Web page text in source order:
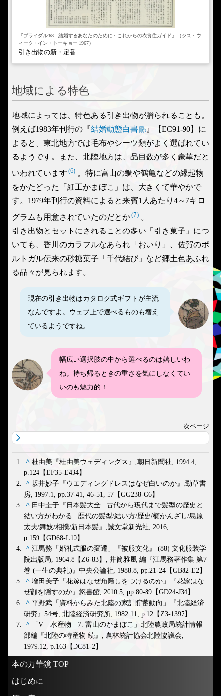
『ブライダル'68 : 結婚するあなたのために・これからの衣食住ガイド』（ジス・ウ
ィーク・イン・トーキョー 1967）
引き出物の新・定番
地域による特色
地域によっては、特色ある引き出物が贈られることも。
例えば1983年刊行の『結婚動態白書
』【EC91-90】に
よると、東北地方では毛布やシーツ類がよく選ばれてい
るようです。また、北陸地方は、品目数が多く豪華だと
いわれています (6) 。特に富山の鯛や鶴亀などの縁起物
をかたどった「細工かまぼこ」は、大きくて華やかで
す。1979年刊行の資料によると来賓1人あたり4～7キロ
グラムも用意されていたのだとか(7) 。
引き出物とセットにされることの多い「引き菓子」につ
いても、香川のカラフルなあられ「おいり」、佐賀のポ
ルトガル伝来の砂糖菓子「千代結び」など郷土色あふれ
る品々が見られます。
現在の引き出物はカタログ式ギフトが主流
なんですよ。ウェブ上で選べるものも増え
ているようですね。
幅広い選択肢の中から選べるのは嬉しいわ
ね。持ち帰るときの重さを気にしなくてい
いのも魅力的！
^ 桂由美『桂由美ウェディングス』,朝日新聞社, 1994.4,
p.124【EF35-E434】
^ 坂井妙子『ウエディングドレスはなぜ白いのか』,勁草書
房, 1997.1, pp.37-41, 46-51, 57【GG238-G6】
^ 田中圭子『日本髪大全 : 古代から現代まで髪型の歴史と
結い方がわかる : 歴代の髪型/結い方/歴史/櫛かんざし/島原
太夫/舞妓/相撲/新日本髪』,誠文堂新光社, 2016,
p.159【GD68-L10】
^ 江馬務「婚礼式服の変遷」『被服文化』 (88) 文化服装学
院出版局, 1964.8【Z6-83】, 井筒雅風 編『江馬務著作集 第7
巻 (一生の典礼)』中央公論社, 1988.8, pp.21-24【GB82-E2】
^ 増田美子「花嫁はなぜ角隠しをつけるのか」『花嫁はな
ぜ顔を隠すのか』悠書館, 2010.5, pp.80-89【GD24-J34】
^ 平野武「資料からみた北陸の家計貯蓄動向」『北陸経済
研究』54号, 北陸経済研究所, 1982.11, p.12【Z3-1397】
^
「V 水産物 7. 富山のかまぼこ」北陸農政局統計情報
部編『北陸の特産物 続』, 農林統計協会北陸協議会,
1979.12, p.163【DC81-2】
本の万華鏡 TOP
はじめに